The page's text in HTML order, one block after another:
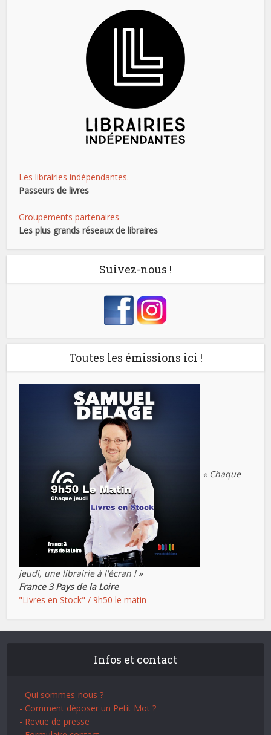
Les librairies indépendantes.
Passeurs de livres
Groupements partenaires
Les plus grands réseaux de libraires
Suivez-nous !
Toutes les émissions ici !
« Chaque
jeudi, une librairie à l'écran ! »
France 3 Pays de la Loire
"Livres en Stock" / 9h50 le matin
Infos et contact
- Qui sommes-nous ?
- Comment déposer un Petit Mot ?
- Revue de presse